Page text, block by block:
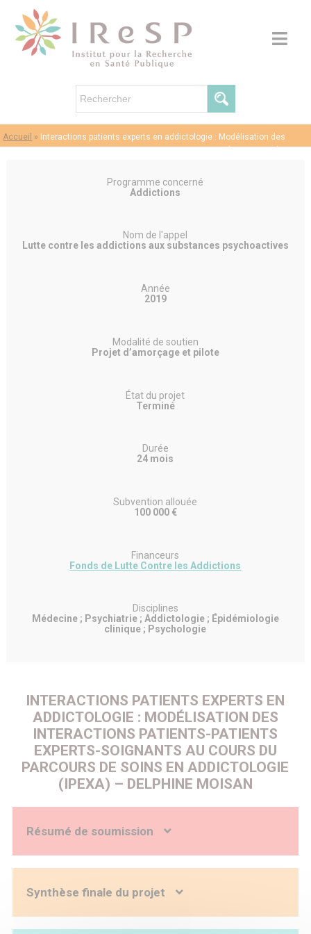
Accueil » Interactions patients experts en addictologie : Modélisation des
interactions patients-patients experts-soignants au cours du parcours de soins
Programme concerné
Addictions
Nom de l'appel
Lutte contre les addictions aux substances psychoactives
Année
2019
Modalité de soutien
Projet d’amorçage et pilote
État du projet
Terminé
Durée
24 mois
Subvention allouée
100 000 €
Financeurs
Fonds de Lutte Contre les Addictions
Disciplines
Médecine ; Psychiatrie ; Addictologie ; Épidémiologie
clinique ; Psychologie
INTERACTIONS PATIENTS EXPERTS EN
ADDICTOLOGIE : MODÉLISATION DES
INTERACTIONS PATIENTS-PATIENTS
EXPERTS-SOIGNANTS AU COURS DU
PARCOURS DE SOINS EN ADDICTOLOGIE
(IPEXA) – DELPHINE MOISAN
Résumé de soumission
En France et à l’étranger, l’engagement patient est de plus
programmes d’éducations thérapeutiques mais
également via la valorisation d’expériences impliquant les
Synthèse finale du projet